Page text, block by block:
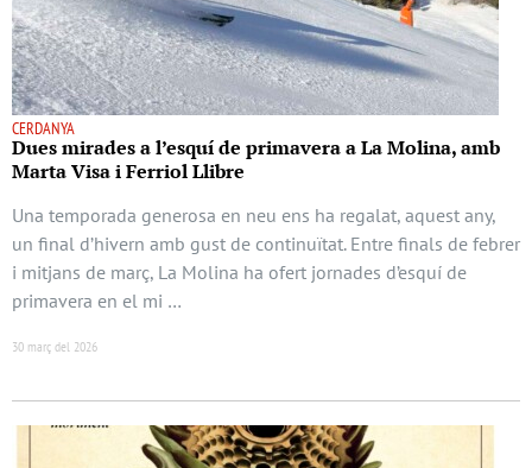
CERDANYA
Dues mirades a l’esquí de primavera a La Molina, amb
Marta Visa i Ferriol Llibre
Una temporada generosa en neu ens ha regalat, aquest any,
un final d’hivern amb gust de continuïtat. Entre finals de febrer
i mitjans de març, La Molina ha ofert jornades d’esquí de
primavera en el mi …
30 març del 2026